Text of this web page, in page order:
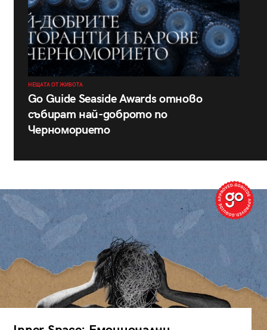
НЕЩАТА ОТ ЖИВОТА
Go Guide Seaside Awards отново
събират най-доброто по
Черноморието